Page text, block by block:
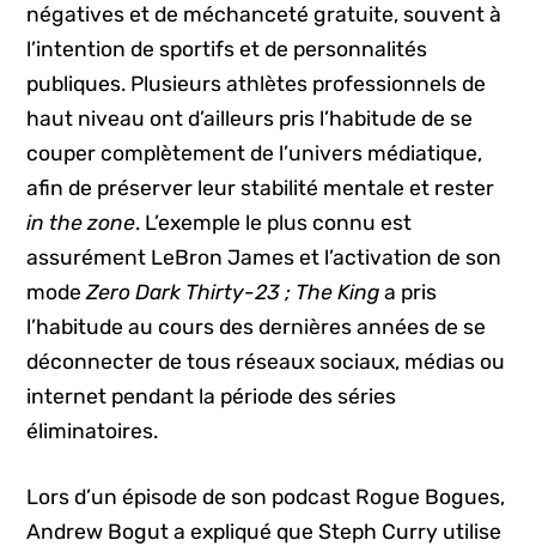
négatives et de méchanceté gratuite, souvent à
l’intention de sportifs et de personnalités
publiques. Plusieurs athlètes professionnels de
haut niveau ont d’ailleurs pris l’habitude de se
couper complètement de l’univers médiatique,
afin de préserver leur stabilité mentale et rester
in the zone. L’exemple le plus connu est
assurément LeBron James et l’activation de son
modeZero Dark Thirty-23 ; The Kinga pris
l’habitude au cours des dernières années de se
déconnecter de tous réseaux sociaux, médias ou
internet pendant la période des séries
éliminatoires.
Lors d’un épisode de son podcast Rogue Bogues,
Andrew Bogut a expliqué que Steph Curry utilise